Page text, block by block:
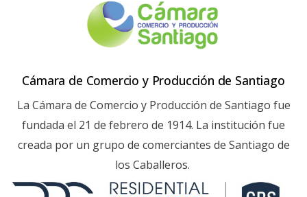
Cámara de Comercio y Producción de Santiago
La Cámara de Comercio y Producción de Santiago fue
fundada el 21 de febrero de 1914. La institución fue
creada por un grupo de comerciantes de Santiago de
los Caballeros.